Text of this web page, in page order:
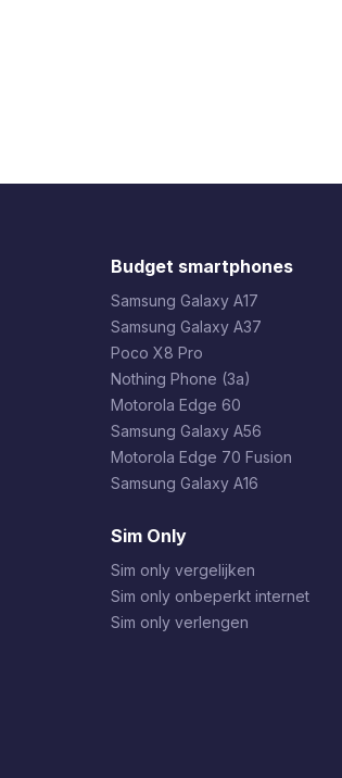
Budget smartphones
Samsung Galaxy A17
Samsung Galaxy A37
Poco X8 Pro
Nothing Phone (3a)
Motorola Edge 60
Samsung Galaxy A56
Motorola Edge 70 Fusion
Samsung Galaxy A16
Sim Only
Sim only vergelijken
Sim only onbeperkt internet
Sim only verlengen